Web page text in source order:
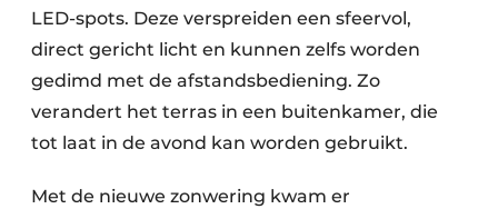
LED-spots. Deze verspreiden een sfeervol,
direct gericht licht en kunnen zelfs worden
gedimd met de afstandsbediening. Zo
verandert het terras in een buitenkamer, die
tot laat in de avond kan worden gebruikt.
Met de nieuwe zonwering kwam er